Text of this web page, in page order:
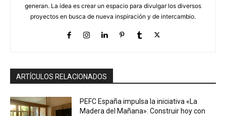
generan. La idea es crear un espacio para divulgar los diversos
proyectos en busca de nueva inspiración y de intercambio.
ARTÍCULOS RELACIONADOS
PEFC España impulsa la iniciativa «La
Madera del Mañana»: Construir hoy con